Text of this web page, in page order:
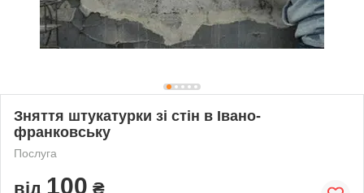
Зняття штукатурки зі стін в Івано-
франковську
Послуга
від 100 ₴